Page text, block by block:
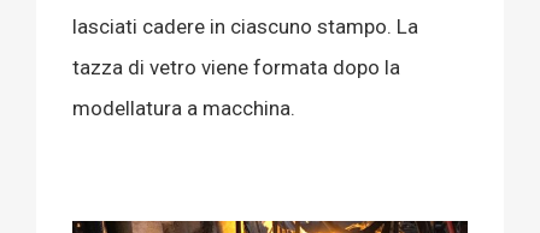
lasciati cadere in ciascuno stampo. La
tazza di vetro viene formata dopo la
modellatura a macchina.